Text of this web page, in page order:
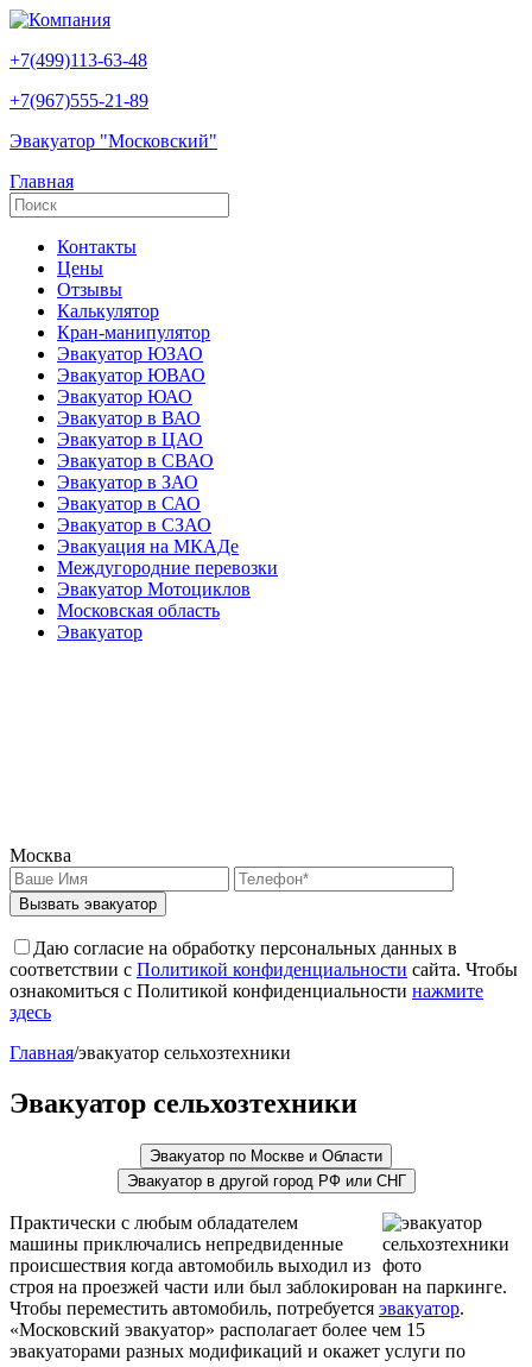
+7(499)113-63-48
+7(967)555-21-89
Эвакуатор "Московский"
Главная
Контакты
Цены
Отзывы
Калькулятор
Кран-манипулятор
Эвакуатор ЮЗАО
Эвакуатор ЮВАО
Эвакуатор ЮАО
Эвакуатор в ВАО
Эвакуатор в ЦАО
Эвакуатор в СВАО
Эвакуатор в ЗАО
Эвакуатор в САО
Эвакуатор в СЗАО
Эвакуация на МКАДе
Междугородние перевозки
Эвакуатор Мотоциклов
Московская область
Эвакуатор
Москва
Вызвать эвакуатор
Даю согласие на обработку персональных данных в
соответствии с Политикой конфиденциальности сайта. Чтобы
ознакомиться с Политикой конфиденциальности нажмите
здесь
Главная/эвакуатор сельхозтехники
Эвакуатор сельхозтехники
Эвакуатор по Москве и Области
Эвакуатор в другой город РФ или СНГ
Практически с любым обладателем
машины приключались непредвиденные
происшествия когда автомобиль выходил из
строя на проезжей части или был заблокирован на паркинге.
Чтобы переместить автомобиль, потребуется эвакуатор.
«Московский эвакуатор» располагает более чем 15
эвакуаторами разных модификаций и окажет услуги по